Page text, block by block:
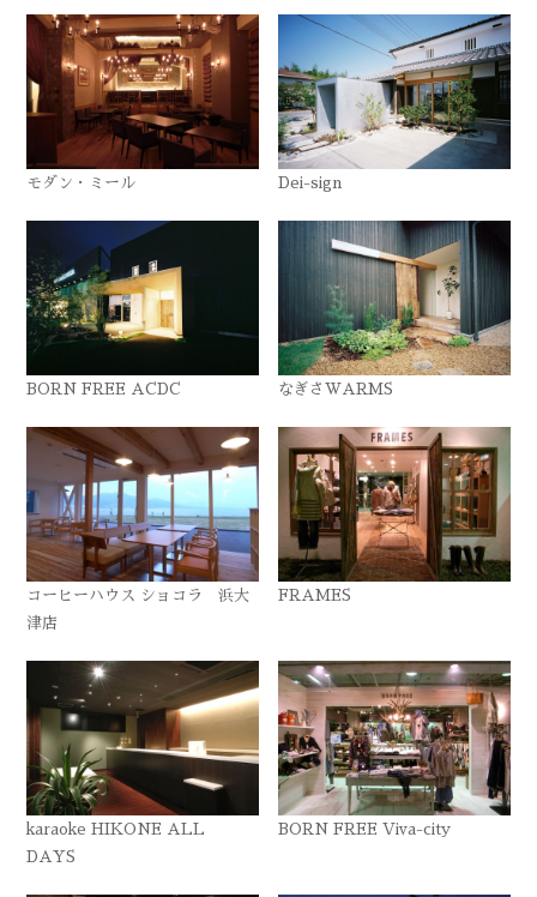
モダン・ミール Dei-sign
BORN FREE ACDC なぎさWARMS
コーヒーハウス ショコラ 浜大
津店
FRAMES
karaoke HIKONE ALL
DAYS
BORN FREE Viva-city